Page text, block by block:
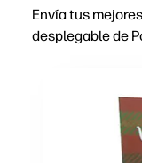
Envía tus
desplegable de
La taza
Puede
Lo imprimes